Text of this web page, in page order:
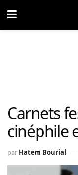
Carnets
cinéphile
par Hatem Bourial